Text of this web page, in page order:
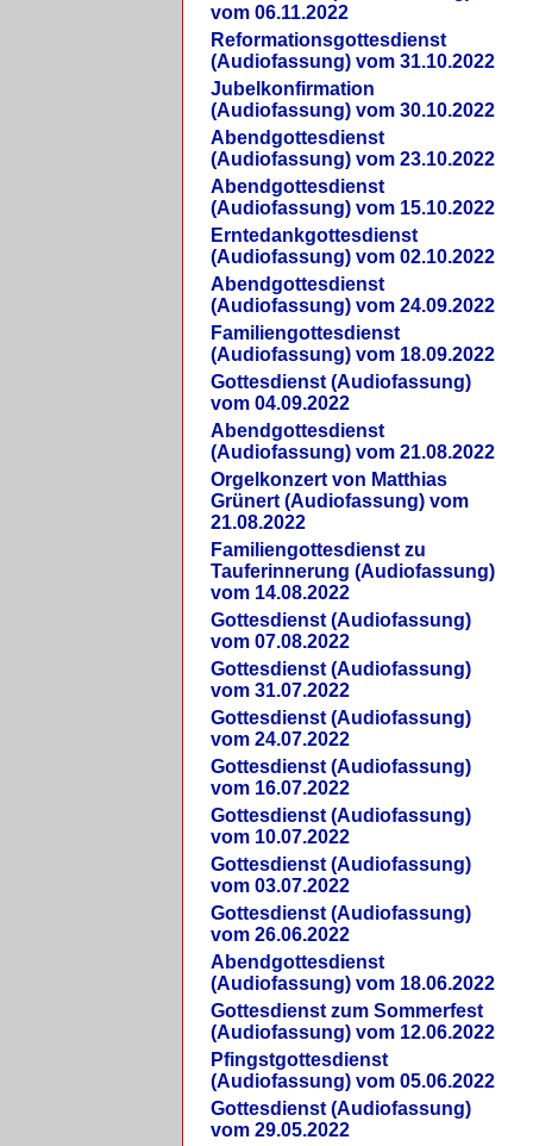
vom 06.11.2022
Reformationsgottesdienst
(Audiofassung) vom 31.10.2022
Jubelkonfirmation
(Audiofassung) vom 30.10.2022
Abendgottesdienst
(Audiofassung) vom 23.10.2022
Abendgottesdienst
(Audiofassung) vom 15.10.2022
Erntedankgottesdienst
(Audiofassung) vom 02.10.2022
Abendgottesdienst
(Audiofassung) vom 24.09.2022
Familiengottesdienst
(Audiofassung) vom 18.09.2022
Gottesdienst (Audiofassung)
vom 04.09.2022
Abendgottesdienst
(Audiofassung) vom 21.08.2022
Orgelkonzert von Matthias
Grünert (Audiofassung) vom
21.08.2022
Familiengottesdienst zu
Tauferinnerung (Audiofassung)
vom 14.08.2022
Gottesdienst (Audiofassung)
vom 07.08.2022
Gottesdienst (Audiofassung)
vom 31.07.2022
Gottesdienst (Audiofassung)
vom 24.07.2022
Gottesdienst (Audiofassung)
vom 16.07.2022
Gottesdienst (Audiofassung)
vom 10.07.2022
Gottesdienst (Audiofassung)
vom 03.07.2022
Gottesdienst (Audiofassung)
vom 26.06.2022
Abendgottesdienst
(Audiofassung) vom 18.06.2022
Gottesdienst zum Sommerfest
(Audiofassung) vom 12.06.2022
Pfingstgottesdienst
(Audiofassung) vom 05.06.2022
Gottesdienst (Audiofassung)
vom 29.05.2022